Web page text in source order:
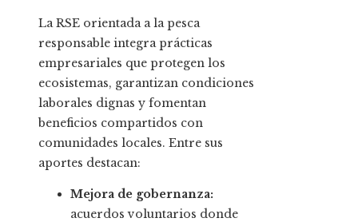
La RSE orientada a la pesca
responsable integra prácticas
empresariales que protegen los
ecosistemas, garantizan condiciones
laborales dignas y fomentan
beneficios compartidos con
comunidades locales. Entre sus
aportes destacan:
Mejora de gobernanza:
acuerdos voluntarios donde